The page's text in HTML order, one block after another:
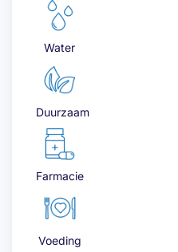
Water
Duurzaam
Farmacie
Voeding